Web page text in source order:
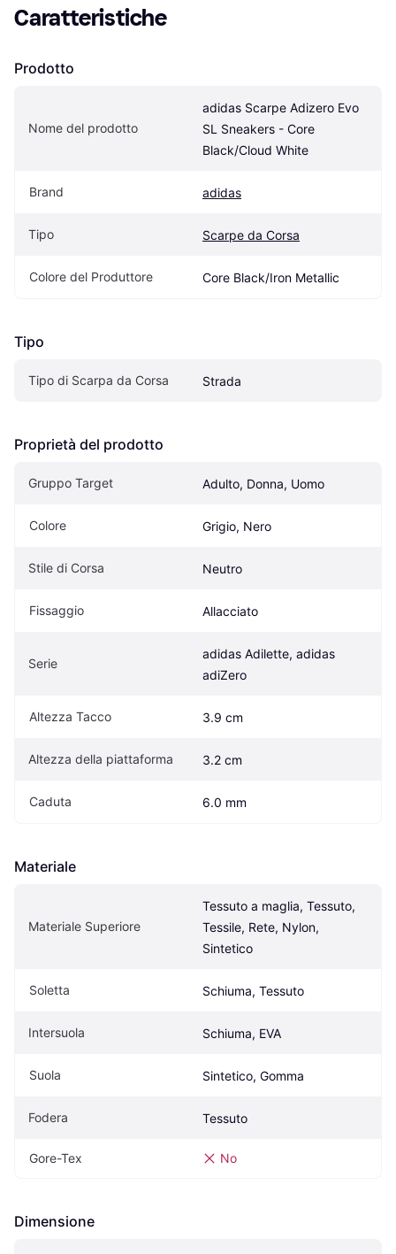
Caratteristiche
Prodotto
Nome del prodotto
adidas Scarpe Adizero Evo
SL Sneakers - Core
Black/Cloud White
Brand adidas
Tipo Scarpe da Corsa
Colore del Produttore Core Black/Iron Metallic
Tipo
Tipo di Scarpa da Corsa Strada
Proprietà del prodotto
Gruppo Target Adulto, Donna, Uomo
Colore Grigio, Nero
Stile di Corsa Neutro
Fissaggio Allacciato
Serie
adidas Adilette, adidas
adiZero
Altezza Tacco 3.9 cm
Altezza della piattaforma 3.2 cm
Caduta 6.0 mm
Materiale
Materiale Superiore
Tessuto a maglia, Tessuto,
Tessile, Rete, Nylon,
Sintetico
Soletta Schiuma, Tessuto
Intersuola Schiuma, EVA
Suola Sintetico, Gomma
Fodera Tessuto
Gore-Tex No
Dimensione